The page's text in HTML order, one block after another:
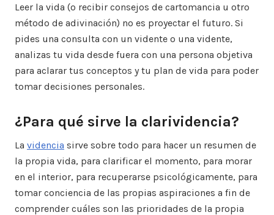
Leer la vida (o recibir consejos de cartomancia u otro
método de adivinación) no es proyectar el futuro. Si
pides una consulta con un vidente o una vidente,
analizas tu vida desde fuera con una persona objetiva
para aclarar tus conceptos y tu plan de vida para poder
tomar decisiones personales.
¿Para qué sirve la clarividencia?
La videncia sirve sobre todo para hacer un resumen de
la propia vida, para clarificar el momento, para morar
en el interior, para recuperarse psicológicamente, para
tomar conciencia de las propias aspiraciones a fin de
comprender cuáles son las prioridades de la propia